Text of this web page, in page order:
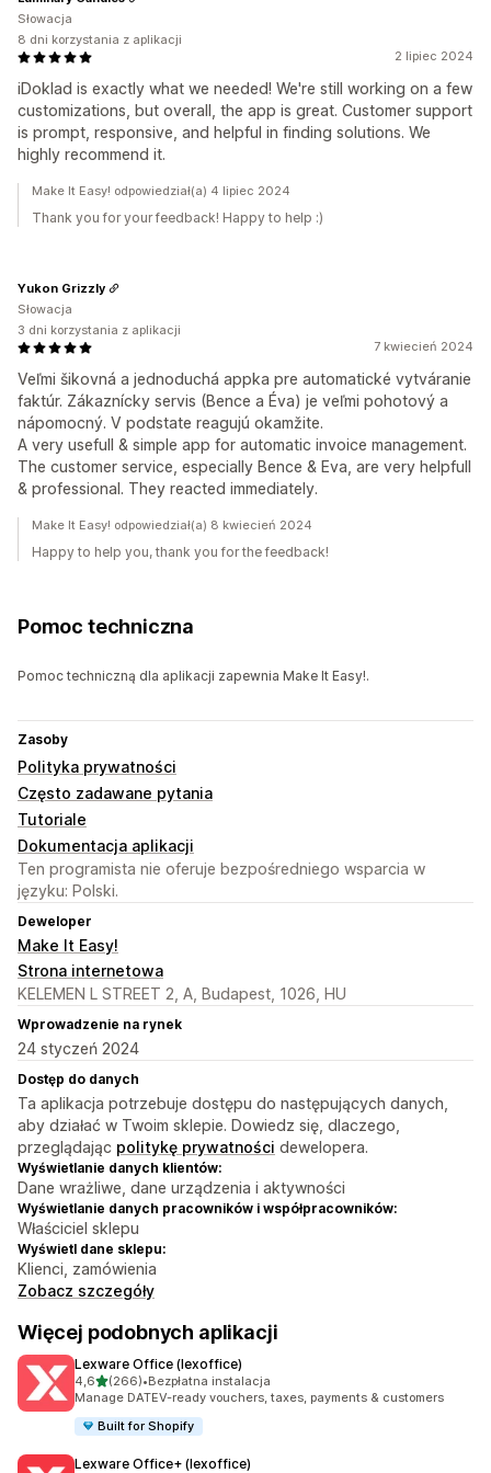
2 lipiec 2024
iDoklad is exactly what we needed! We're still working on a few
customizations, but overall, the app is great. Customer support
is prompt, responsive, and helpful in finding solutions. We
highly recommend it.
Słowacja
8 dni korzystania z aplikacji
Make It Easy! odpowiedział(a) 4 lipiec 2024
Thank you for your feedback! Happy to help :)
7 kwiecień 2024
Veľmi šikovná a jednoduchá appka pre automatické vytváranie
faktúr. Zákaznícky servis (Bence a Éva) je veľmi pohotový a
nápomocný. V podstate reagujú okamžite.
A very usefull & simple app for automatic invoice management.
The customer service, especially Bence & Eva, are very helpfull
& professional. They reacted immediately.
Yukon Grizzly
Słowacja
3 dni korzystania z aplikacji
Make It Easy! odpowiedział(a) 8 kwiecień 2024
Happy to help you, thank you for the feedback!
Pomoc techniczna
Pomoc techniczną dla aplikacji zapewnia Make It Easy!.
Zasoby
Polityka prywatności
Często zadawane pytania
Tutoriale
Dokumentacja aplikacji
Ten programista nie oferuje bezpośredniego wsparcia w
języku: Polski.
Deweloper
Make It Easy!
Strona internetowa
KELEMEN L STREET 2, A, Budapest, 1026, HU
Wprowadzenie na rynek
24 styczeń 2024
Dostęp do danych
Ta aplikacja potrzebuje dostępu do następujących danych,
aby działać w Twoim sklepie. Dowiedz się, dlaczego,
przeglądając politykę prywatności dewelopera.
Wyświetlanie danych klientów:
Dane wrażliwe, dane urządzenia i aktywności
Wyświetlanie danych pracowników i współpracowników:
Właściciel sklepu
Wyświetl dane sklepu:
Klienci, zamówienia
Zobacz szczegóły
Więcej podobnych aplikacji
Lexware Office (lexoffice)
4,6na 5 gwiazdek
(266)
Łączna liczba recenzji: 266
•Bezpłatna instalacja
Manage DATEV-ready vouchers, taxes, payments & customers
Built for Shopify
Lexware Office+ (lexoffice)